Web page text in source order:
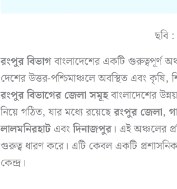
ছবি
রংপুর বিভাগবাংলাদেশের একটি গুরুত্বপূর্ণ
দেশের উত্তর-পশ্চিমাঞ্চলে অবস্থিত এবং কৃষি,
রংপুর বিভাগের জেলা সমূহবাংলাদেশের
নিয়ে গঠিত, যার মধ্যে রয়েছেরংপুর জেলা,
লালমনিরহাট এবংদিনাজপুর। এই অঞ্চলের
গুরুত্ব ধারণ করে। এটি কেবল একটি
কেন্দ্র।